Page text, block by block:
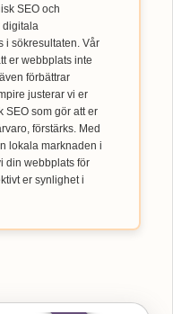
SEO och
digitala
i sökresultaten. Vår
er webbplats inte
förbättrar
justerar vi er
SEO som gör att er
förstärks. Med
lokala marknaden i
din webbplats för
er synlighet i